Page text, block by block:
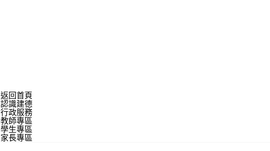
返回首頁
認識建德
行政服務
教師專區
學生專區
家長專區